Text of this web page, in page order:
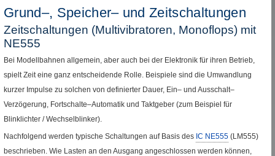
Digital–Betrieb
▪ Zeitschaltungen (Multivibratoren, Monoflops) Schmitt–Trigger
Grund–, Speicher– und Zeitschaltungen
Zeitschaltungen (Multivibratoren, Monoflops) mit
NE555
Bei Modellbahnen allgemein, aber auch bei der Elektronik für ihren Betrieb,
spielt Zeit eine ganz entscheidende Rolle. Beispiele sind die Umwandlung
kurzer Impulse zu solchen von definierter Dauer, Ein– und Ausschalt–
Verzögerung, Fortschalte–Automatik und Taktgeber (zum Beispiel für
Blinklichter /Wechselblinker).
Nachfolgend werden typische Schaltungen auf Basis des IC NE555 (LM555)
beschrieben. Wie Lasten an den Ausgang angeschlossen werden können,